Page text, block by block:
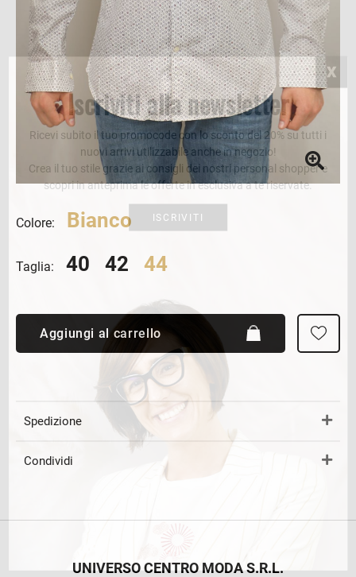
Colore: Bianco
Taglia: 40 42 44
Aggiungi al carrello
Spedizione
Condividi
UNIVERSO CENTRO MODA S.R.L.
Iscriviti alla newsletter
Ricevi subito il tuo promocode con lo sconto del 20% su tutti i
nuovi arrivi utilizzabile anche in negozio!
Crea il tuo stile grazie ai consigli dei nostri personal shopper e
scopri in anteprima le offerte in esclusiva a te riservate.
ISCRIVITI